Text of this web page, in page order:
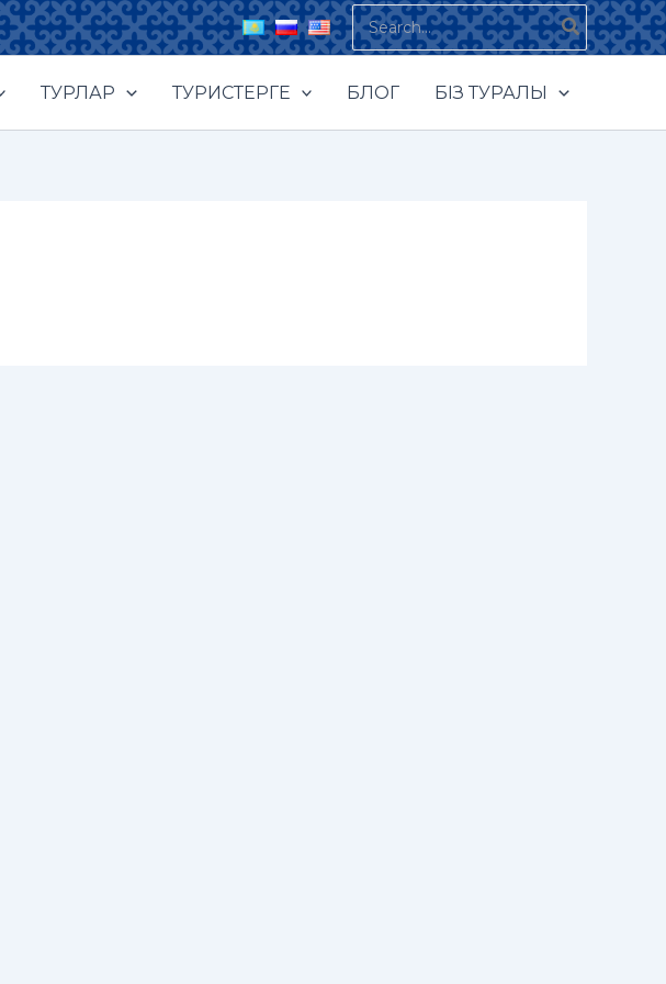
Search
for:
ТУРЛАР ТУРИСТЕРГЕ БЛОГ БІЗ ТУРАЛЫ